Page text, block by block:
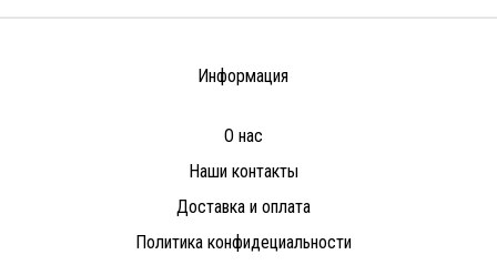
Информация
О нас
Наши контакты
Доставка и оплата
Политика конфидециальности